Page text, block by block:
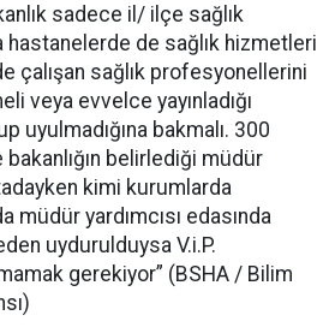
sadece il/ ilçe sağlık
hastanelerde de sağlık hizmetleri
çalışan sağlık profesyonellerini
veya evvelce yayınladığı
uyulmadığına bakmalı. 300
bakanlığın belirlediği müdür
kimi kurumlarda
müdür yardımcısı edasında
uydurulduysa V.i.P.
gerekiyor” (BSHA / Bilim